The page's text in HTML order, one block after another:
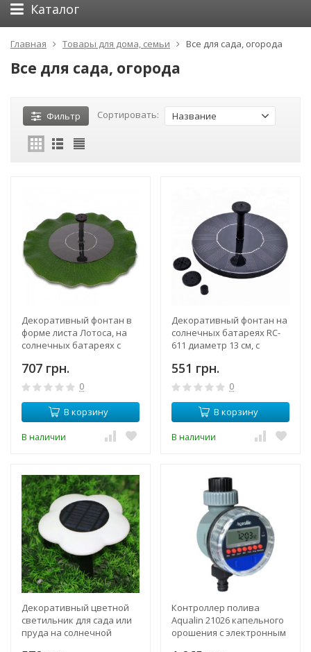
Каталог
Главная Товары для дома, семьи Все для сада, огорода
Все для сада, огорода
Фильтр Сортировать: Название
Декоративный фонтан в
форме листа Лотоса, на
солнечных батареях с
формирования струи
707 грн.
0
В корзину
В наличии
Декоративный фонтан на
солнечных батареях RC-
611 диаметр 13 см, с
панелью
551 грн.
0
В корзину
В наличии
Декоративный цветной
светильник для сада или
пруда на солнечной
Контроллер полива
Aqualin 21026 капельного
орошения с электронным